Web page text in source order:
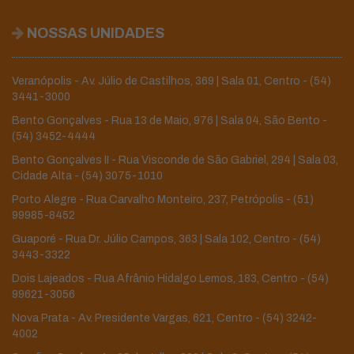
NOSSAS UNIDADES
Veranópolis - Av. Júlio de Castilhos, 369 | Sala 01, Centro - (54)
3441-3000
Bento Gonçalves - Rua 13 de Maio, 976 | Sala 04, São Bento -
(54) 3452-4444
Bento Gonçalves II - Rua Visconde de São Gabriel, 294 | Sala 03,
Cidade Alta - (54) 3075-1010
Porto Alegre - Rua Carvalho Monteiro, 237, Petrópolis - (51)
99985-8452
Guaporé - Rua Dr. Júlio Campos, 363 | Sala 102, Centro - (54)
3443-3322
Dois Lajeados - Rua Afrânio Hidalgo Lemos, 183, Centro - (54)
99621-3056
Nova Prata - Av. Presidente Vargas, 621, Centro - (54) 3242-
4002